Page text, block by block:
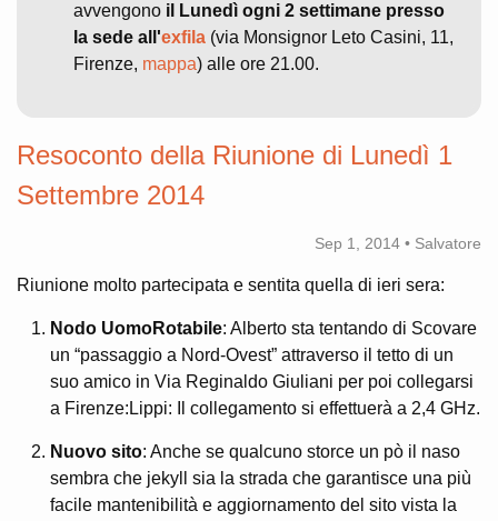
avvengono il Lunedì ogni 2 settimane presso
la sede all'exfila (via Monsignor Leto Casini, 11,
Firenze, mappa) alle ore 21.00.
Resoconto della Riunione di Lunedì 1
Settembre 2014
Sep 1, 2014 • Salvatore
Riunione molto partecipata e sentita quella di ieri sera:
Nodo UomoRotabile: Alberto sta tentando di Scovare
un “passaggio a Nord-Ovest” attraverso il tetto di un
suo amico in Via Reginaldo Giuliani per poi collegarsi
a Firenze:Lippi: Il collegamento si effettuerà a 2,4 GHz.
Nuovo sito: Anche se qualcuno storce un pò il naso
sembra che jekyll sia la strada che garantisce una più
facile mantenibilità e aggiornamento del sito vista la